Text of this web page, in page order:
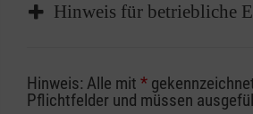
Hinweis für betriebliche
Sofern Sie ein
Ihrer Berufsgenossenschaft /
Hinweis: Alle mit *
Pflichtfelder und müssen